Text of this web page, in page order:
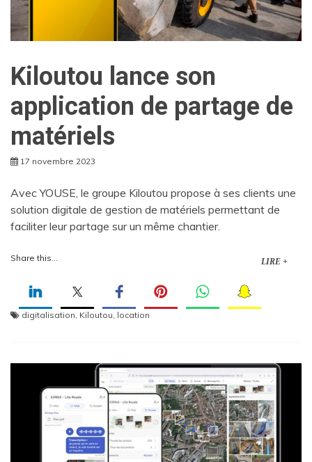
Kiloutou lance son
application de partage de
matériels
17 novembre 2023
Avec YOUSE, le groupe Kiloutou propose à ses clients une
solution digitale de gestion de matériels permettant de
faciliter leur partage sur un même chantier.
Share this... LIRE +
digitalisation, Kiloutou, location